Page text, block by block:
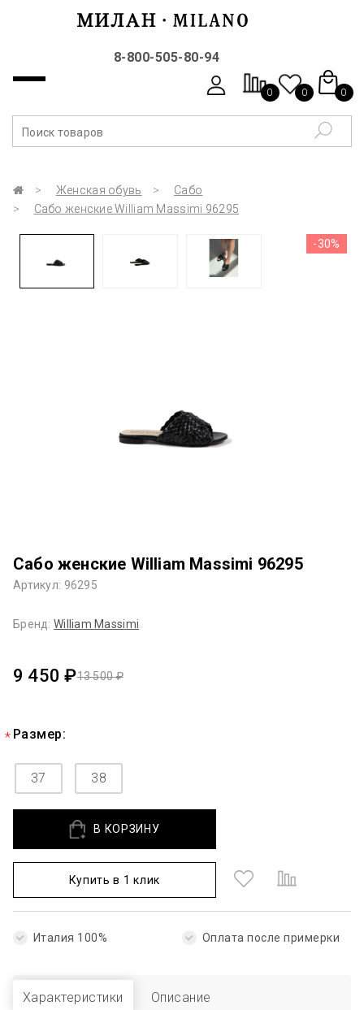
8-800-505-80-94
0 0 0
Женская обувь
Сабо
Сабо женские William Massimi 96295
-30%
Сабо женские William Massimi 96295
Артикул: 96295
Бренд: William Massimi
13 500 ₽
9 450 ₽
Размер:
37 38
В КОРЗИНУ
Купить в 1 клик
Италия 100% Оплата после примерки
Характеристики Описание